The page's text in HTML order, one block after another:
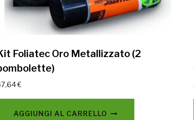
Foliatec Oro Metallizzato (2
€
AGGIUNGI AL CARRELLO